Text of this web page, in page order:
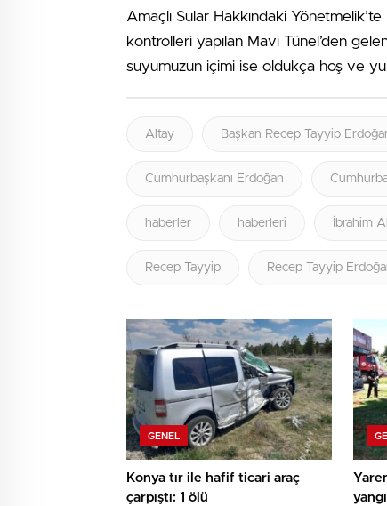
Amaçlı Sular Hakkındaki
kontrolleri yapılan Mavi Tünel’den
suyumuzun içimi ise oldukça hoş ve
Altay Başkan Recep Tayyip
Cumhurbaşkanı Erdoğan
haberler haberleri İbrahim
Recep Tayyip Recep Tayyip
GENEL
Konya tır ile hafif ticari araç
çarpıştı: 1 ölü